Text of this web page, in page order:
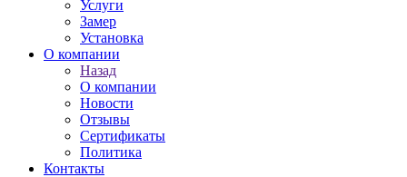
Услуги
Замер
Установка
О компании
Назад
О компании
Новости
Отзывы
Сертификаты
Политика
Контакты